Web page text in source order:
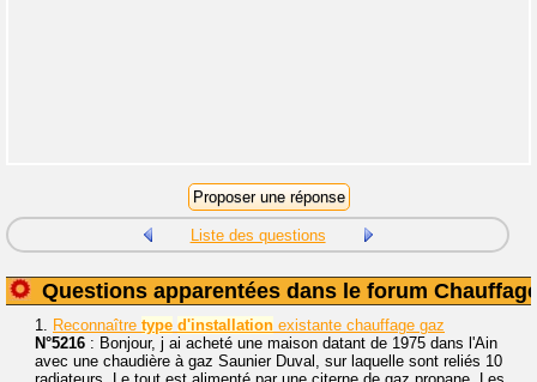
Liste des questions
Questions apparentées dans le forum
1. Reconnaître type d'installation existante chauffage gaz
N°5216 : Bonjour, j ai acheté une maison datant de 1975 dans l'Ain
avec une chaudière à gaz Saunier Duval, sur laquelle sont reliés 10